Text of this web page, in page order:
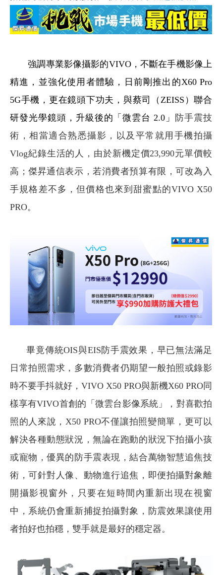
強調專業影像攝影的VIVO，不斷在手機影像上
精進，並強化使用者體驗，日前剛推出的X60 Pro
5G手機，更在鏡頭下功夫，與蔡司（ZEISS）聯合
研發光學鏡頭，升級後的「微雲台 2.0」 防手震技
術，相當適合熟悉攝影，以及平常就用手機拍攝
Vlog紀錄生活的人，由於新機定價23,990元單價較
高；傑昇通信表示，若消費者預算有限，可改為入
手規格差不多，但價格也來到甜蜜點的VIVO X50
PRO。
畢竟傳統OIS與EIS防手震效果，早已無法滿足
日常拍照需求，多數消費者仍期望一般拍照或錄影
時不要手抖就好，VIVO X50 PRO與新機X60 PRO同
樣享有VIVO首創的「微雲台影像系統」，對喜歡拍
照的人來說，X50 PRO不僅讓拍照變簡單，更可以
解決各種動態狀況，無論在跑動的狀況下拍攝小孩
或寵物，優異的防手震表現，結合萬物智慧追焦技
術，可針對人像、動物進行追焦，即便拍攝對象離
開攝影視窗外，只要在短時間內重新出現在視窗
中，系統仍會重新捕捉拍攝對象，防震效果讓使用
者拍好也拍穩，雙手就是最好的穩定器。